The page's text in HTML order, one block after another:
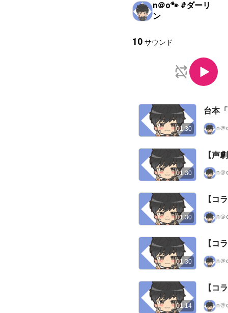
n＠o🐾 #ダーリ
ン
10 サウンド
01:30
台本
n＠
01:30
【声
n＠
01:30
【コ
n＠
01:30 n＠
01:14
【コ
n＠